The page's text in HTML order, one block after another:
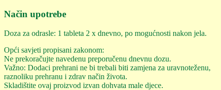
Način upotrebe
Doza za odrasle: 1 tableta 2 x dnevno, po mogućnosti nakon jela.
Opći savjeti propisani zakonom:
Ne prekoračujte navedenu preporučenu dnevnu dozu.
Važno: Dodaci prehrani ne bi trebali biti zamjena za uravnoteženu,
raznoliku prehranu i zdrav način života.
Skladištite ovaj proizvod izvan dohvata male djece.